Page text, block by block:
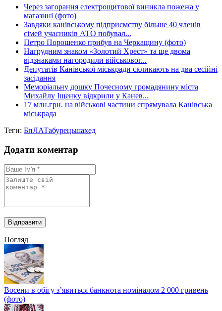
Через загорання електрощитової виникла пожежа у
магазині (фото)
Завдяки канівському підприємству більше 40 членів
сімей учасників АТО побувал...
Петро Порошенко прибув на Черкащину (фото)
Нагрудним знаком «Золотий Хрест» та ще двома
відзнаками нагородили військовог...
Депутатів Канівської міськради скликають на два сесійні
засідання
Меморіальну дошку Почесному громадянину міста
Михайлу Іщенку відкрили у Канев...
17 млн.грн. на військові частини спрямувала Канівська
міськрада
Теги: БпЛАТабурецьшахед
Додати коментар
Погляд
Восени в обігу з’явиться банкнота номіналом 2 000 гривень
(фото)